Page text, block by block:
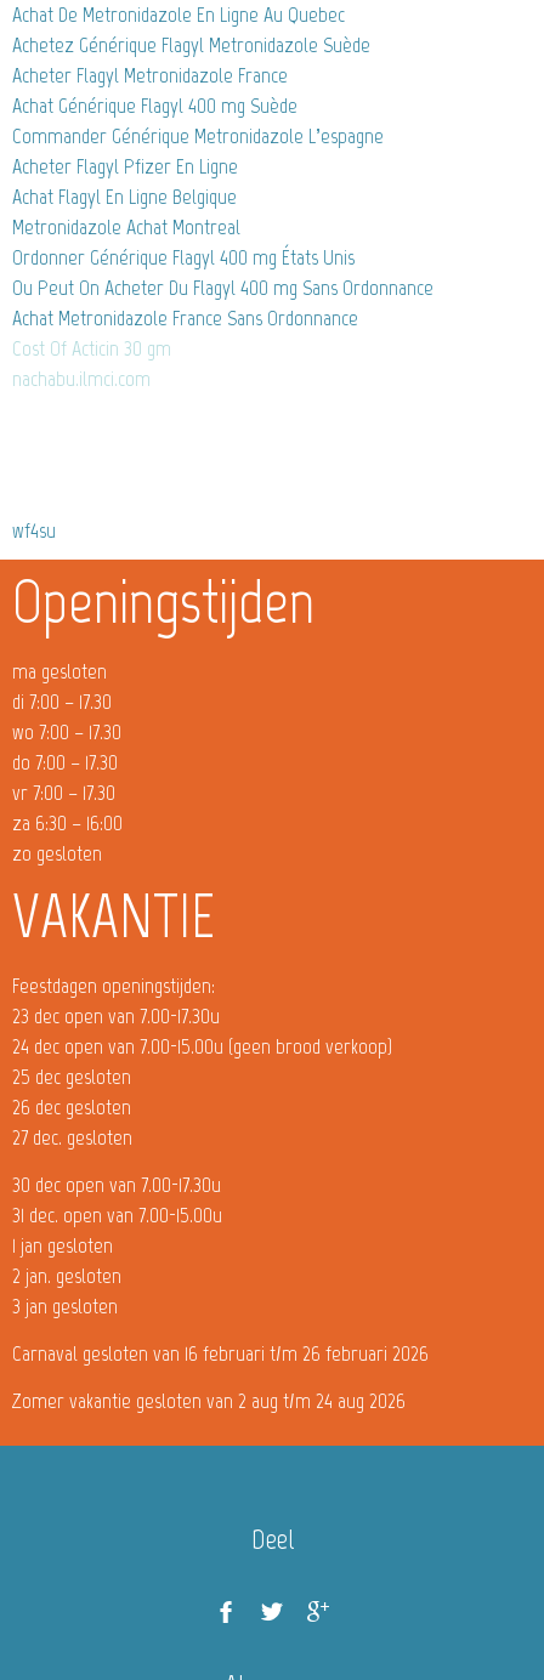
Achat De Metronidazole En Ligne Au Quebec
Achetez Générique Flagyl Metronidazole Suède
Acheter Flagyl Metronidazole France
Achat Générique Flagyl 400 mg Suède
Commander Générique Metronidazole L’espagne
Acheter Flagyl Pfizer En Ligne
Achat Flagyl En Ligne Belgique
Metronidazole Achat Montreal
Ordonner Générique Flagyl 400 mg États Unis
Ou Peut On Acheter Du Flagyl 400 mg Sans Ordonnance
Achat Metronidazole France Sans Ordonnance
Cost Of Acticin 30 gm
nachabu.ilmci.com
wf4su
Openingstijden
ma gesloten
di 7:00 – 17.30
wo 7:00 – 17.30
do 7:00 – 17.30
vr 7:00 – 17.30
za 6:30 – 16:00
zo gesloten
VAKANTIE
Feestdagen openingstijden:
23 dec open van 7.00-17.30u
24 dec open van 7.00-15.00u (geen brood verkoop)
25 dec gesloten
26 dec gesloten
27 dec. gesloten
30 dec open van 7.00-17.30u
31 dec. open van 7.00-15.00u
1 jan gesloten
2 jan. gesloten
3 jan gesloten
Carnaval gesloten van 16 februari t/m 26 februari 2026
Zomer vakantie gesloten van 2 aug t/m 24 aug 2026
Deel